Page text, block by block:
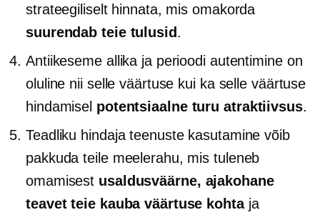
strateegiliselt hinnata, mis omakorda
suurendab teie tulusid.
Antiikeseme allika ja perioodi autentimine on
oluline nii selle väärtuse kui ka selle väärtuse
hindamisel potentsiaalne turu atraktiivsus.
Teadliku hindaja teenuste kasutamine võib
pakkuda teile meelerahu, mis tuleneb
omamisest usaldusväärne, ajakohane
teavet teie kauba väärtuse kohtaja